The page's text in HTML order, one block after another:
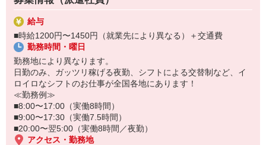
＜あんしん資格取得制度＞
就業中の方にはフォークリフト・クレーン・玉掛け・溶接の資格
取得を全力サポート！講習料・受験料を全額当社負担します。
給与
■時給1200円〜1450円（就業先により異なる）＋交通費
勤務時間・曜日
勤務地により異なります。
日勤のみ、ガッツリ稼げる夜勤、シフトによる交替制など、イ
ロイロなシフトのお仕事が全国各地にあります！
≪勤務例≫
■8:00〜17:00（実働8時間）
■9:00〜17:30（実働7.5時間）
■20:00〜翌5:00（実働8時間／夜勤）
アクセス・勤務地